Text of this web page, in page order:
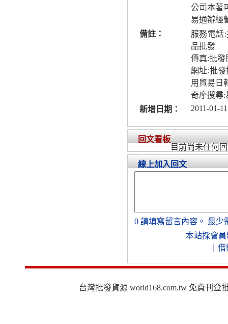
公司本著
易通辦經
備註：
服務電話
品批發
傳真:批發
網址:批
用貿易日
奇摩搜尋:
新增日期：
2011-01-
回文看板
目前尚未任何
線上加入回文
0 請填寫留言內容。 最少
本站採會員
借
台灣批發貨源 world168.com.tw 免費刊登